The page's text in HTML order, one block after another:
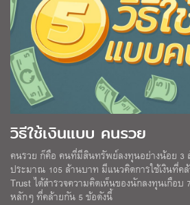
วิธีใช้เงินแบบ คนรวย
คนรวย ก็คือ คนที่มีสินทรัพย์ลงทุนอย่างน้อย 3
ประมาณ 105 ล้านบาท มีแนวคิดการใช้เงินที่ค
Trust ได้สำรวจความคิดเห็นของนักลงทุนเกือ
หลักๆ ที่คล้ายกัน 5 ข้อดังนี้